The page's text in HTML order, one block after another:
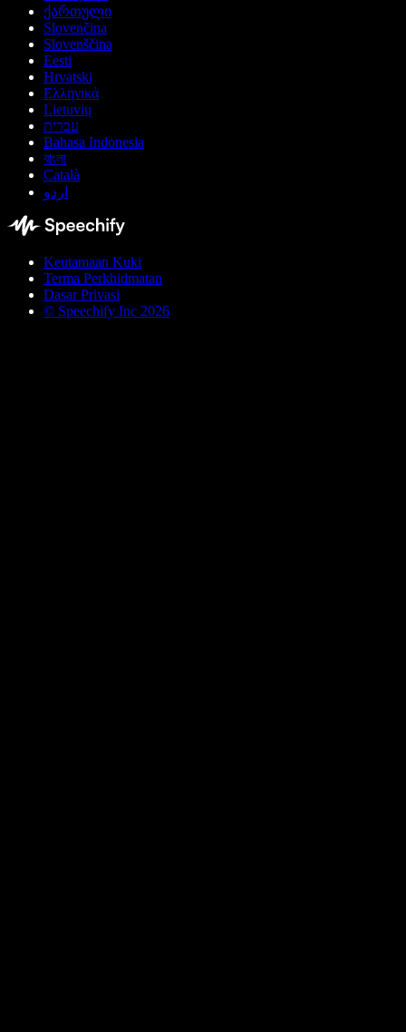
ქართული
Slovenčina
Slovenščina
Eesti
Hrvatski
Ελληνικά
Lietuvių
עברית
Bahasa Indonesia
বাংলা
Català
اردو
Keutamaan Kuki
Terma Perkhidmatan
Dasar Privasi
© Speechify Inc 2026